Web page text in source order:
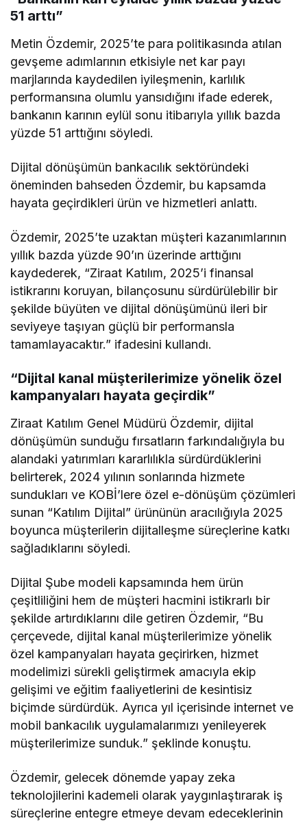
51 arttı”
Metin Özdemir, 2025’te para politikasında atılan
gevşeme adımlarının etkisiyle net kar payı
marjlarında kaydedilen iyileşmenin, karlılık
performansına olumlu yansıdığını ifade ederek,
bankanın karının eylül sonu itibarıyla yıllık bazda
yüzde 51 arttığını söyledi.
Dijital dönüşümün bankacılık sektöründeki
öneminden bahseden Özdemir, bu kapsamda
hayata geçirdikleri ürün ve hizmetleri anlattı.
Özdemir, 2025’te uzaktan müşteri kazanımlarının
yıllık bazda yüzde 90’ın üzerinde arttığını
kaydederek, “Ziraat Katılım, 2025’i finansal
istikrarını koruyan, bilançosunu sürdürülebilir bir
şekilde büyüten ve dijital dönüşümünü ileri bir
seviyeye taşıyan güçlü bir performansla
tamamlayacaktır.” ifadesini kullandı.
“Dijital kanal müşterilerimize yönelik özel
kampanyaları hayata geçirdik”
Ziraat Katılım Genel Müdürü Özdemir, dijital
dönüşümün sunduğu fırsatların farkındalığıyla bu
alandaki yatırımları kararlılıkla sürdürdüklerini
belirterek, 2024 yılının sonlarında hizmete
sundukları ve KOBİ’lere özel e-dönüşüm çözümleri
sunan “Katılım Dijital” ürününün aracılığıyla 2025
boyunca müşterilerin dijitalleşme süreçlerine katkı
sağladıklarını söyledi.
Dijital Şube modeli kapsamında hem ürün
çeşitliliğini hem de müşteri hacmini istikrarlı bir
şekilde artırdıklarını dile getiren Özdemir, “Bu
çerçevede, dijital kanal müşterilerimize yönelik
özel kampanyaları hayata geçirirken, hizmet
modelimizi sürekli geliştirmek amacıyla ekip
gelişimi ve eğitim faaliyetlerini de kesintisiz
biçimde sürdürdük. Ayrıca yıl içerisinde internet ve
mobil bankacılık uygulamalarımızı yenileyerek
müşterilerimize sunduk.” şeklinde konuştu.
Özdemir, gelecek dönemde yapay zeka
teknolojilerini kademeli olarak yaygınlaştırarak iş
süreçlerine entegre etmeye devam edeceklerinin